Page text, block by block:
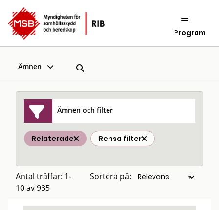
Program
Ämnen
Ämnen och filter
Relaterade Rensa filter
Antal träffar: 1-
10 av 935
Sortera på: